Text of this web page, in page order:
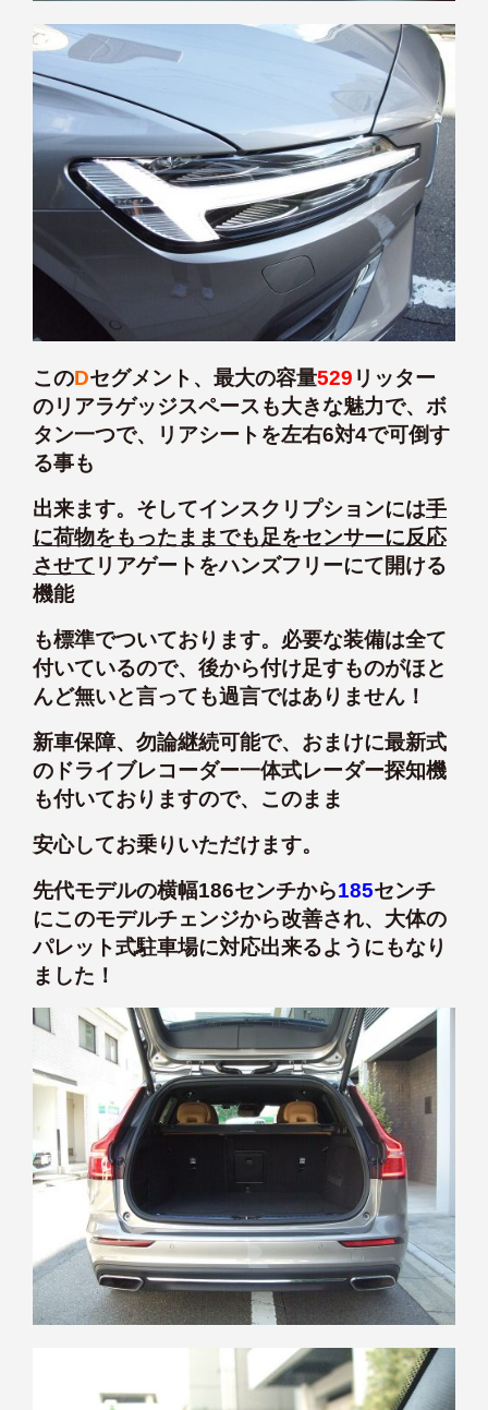
このDセグメント、最大の容量529 リッター
のリアラゲッジスペースも大きな魅力で、ボ
タン一つで、リアシートを左右6対4で可倒す
る事も
出来ます。そしてインスクリプションには手
に荷物をもったままでも足をセンサーに反応
させて リアゲートをハンズフリーにて開ける
機能
も標準でついております。必要な装備は全て
付いているので、後から付け足すものがほと
んど無いと言っても過言ではありません！
新車保障、勿論継続可能で、おまけに最新式
のドライブレコーダー一体式レーダー探知機
も付いておりますので、このまま
安心してお乗りいただけます。
先代モデルの横幅186センチから185センチ
にこのモデルチェンジから改善され、大体の
パレット式駐車場に対応出来るようにもなり
ました！